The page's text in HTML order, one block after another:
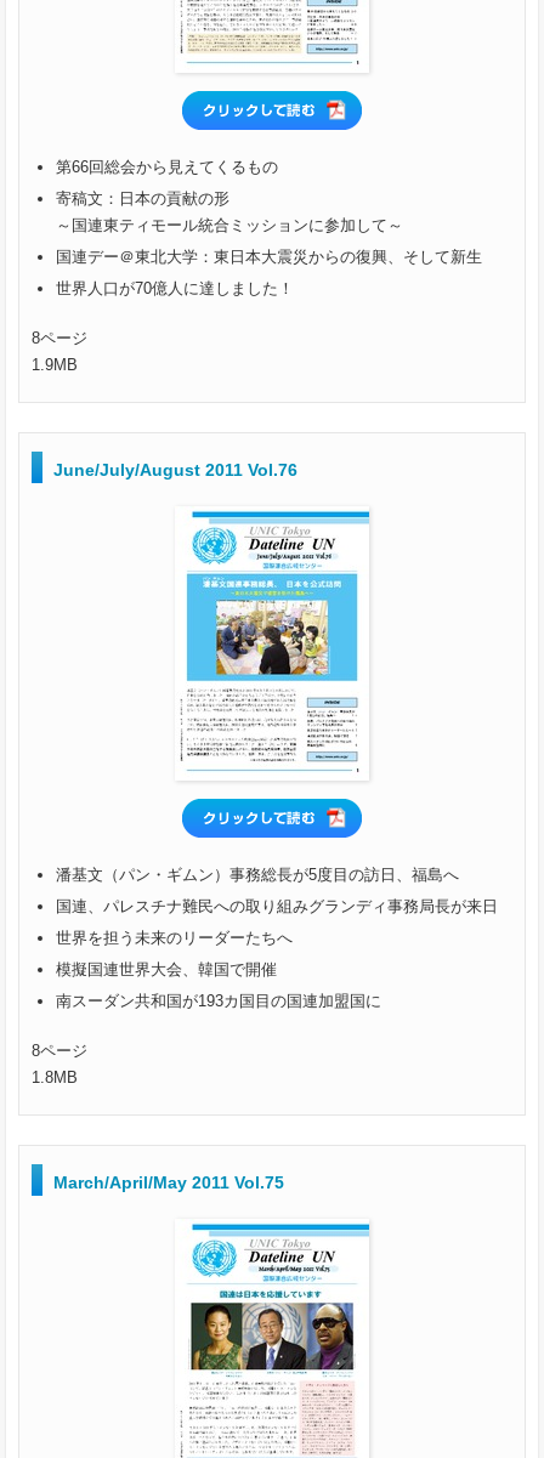
第66回総会から見えてくるもの
寄稿文：日本の貢献の形
～国連東ティモール統合ミッションに参加して～
国連デー＠東北大学：東日本大震災からの復興、そして新生
世界人口が70億人に達しました！
8ページ
1.9MB
June/July/August 2011 Vol.76
潘基文（パン・ギムン）事務総長が5度目の訪日、福島へ
国連、パレスチナ難民への取り組みグランディ事務局長が来日
世界を担う未来のリーダーたちへ
模擬国連世界大会、韓国で開催
南スーダン共和国が193カ国目の国連加盟国に
8ページ
1.8MB
March/April/May 2011 Vol.75